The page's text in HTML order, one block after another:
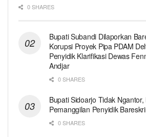
0 SHARES
Bupati Subandi Dilaporkan
Korupsi Proyek Pipa PDAM
Penyidik Klarifikasi Dewas
Andjar
0 SHARES
Bupati Sidoarjo Tidak
Pemanggilan Penyidik
0 SHARES